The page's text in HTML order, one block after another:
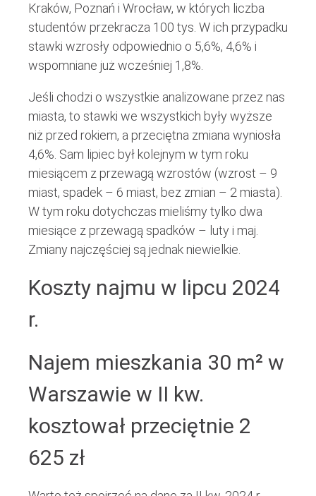
Kraków, Poznań i Wrocław, w których liczba
studentów przekracza 100 tys. W ich przypadku
stawki wzrosły odpowiednio o 5,6%, 4,6% i
wspomniane już wcześniej 1,8%.
Jeśli chodzi o wszystkie analizowane przez nas
miasta, to stawki we wszystkich były wyższe
niż przed rokiem, a przeciętna zmiana wyniosła
4,6%. Sam lipiec był kolejnym w tym roku
miesiącem z przewagą wzrostów (wzrost – 9
miast, spadek – 6 miast, bez zmian – 2 miasta).
W tym roku dotychczas mieliśmy tylko dwa
miesiące z przewagą spadków – luty i maj.
Zmiany najczęściej są jednak niewielkie.
Koszty najmu w lipcu 2024
r.
Najem mieszkania 30 m² w
Warszawie w II kw.
kosztował przeciętnie 2
625 zł